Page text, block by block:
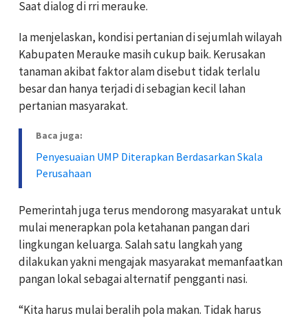
Saat dialog di rri merauke.
Ia menjelaskan, kondisi pertanian di sejumlah wilayah
Kabupaten Merauke masih cukup baik. Kerusakan
tanaman akibat faktor alam disebut tidak terlalu
besar dan hanya terjadi di sebagian kecil lahan
pertanian masyarakat.
Baca juga:
Penyesuaian UMP Diterapkan Berdasarkan Skala
Perusahaan
Pemerintah juga terus mendorong masyarakat untuk
mulai menerapkan pola ketahanan pangan dari
lingkungan keluarga. Salah satu langkah yang
dilakukan yakni mengajak masyarakat memanfaatkan
pangan lokal sebagai alternatif pengganti nasi.
“Kita harus mulai beralih pola makan. Tidak harus